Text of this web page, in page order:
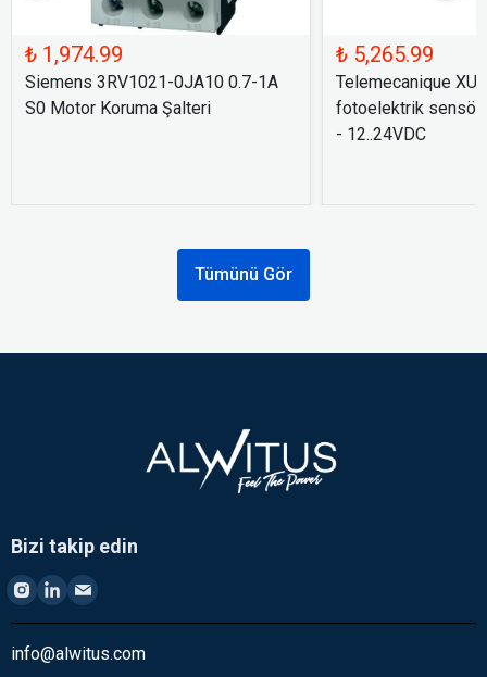
₺ 1,974.99
Siemens 3RV1021-0JA10 0.7-1A
S0 Motor Koruma Şalteri
₺ 5,265.99
Telemecanique
fotoelektrik sensör
- 12..24VDC
Tümünü Gör
Bizi takip edin
info@alwitus.com